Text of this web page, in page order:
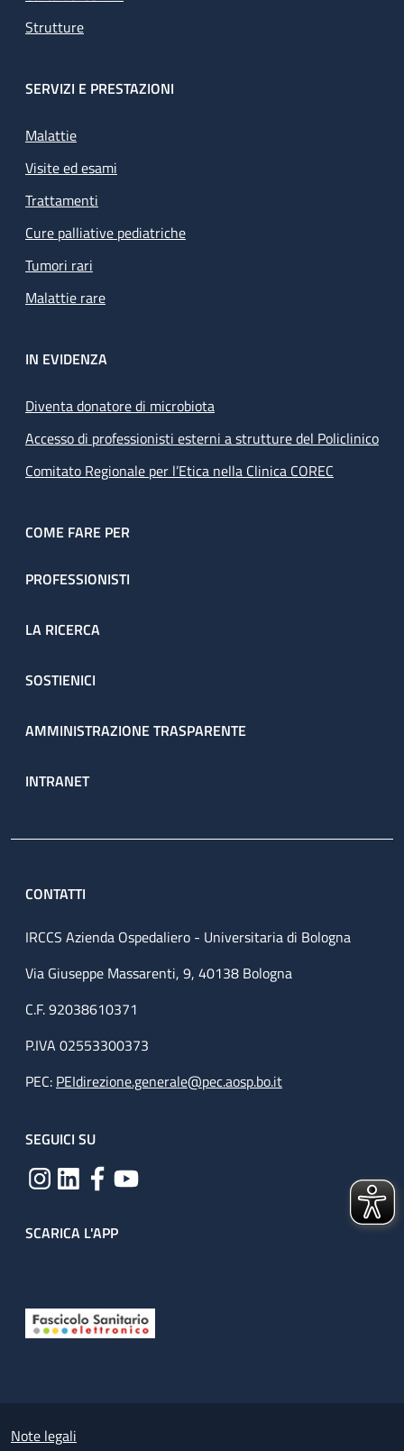
Strutture
SERVIZI E PRESTAZIONI
Malattie
Visite ed esami
Trattamenti
Cure palliative pediatriche
Tumori rari
Malattie rare
IN EVIDENZA
Diventa donatore di microbiota
Accesso di professionisti esterni a strutture del Policlinico
Comitato Regionale per l’Etica nella Clinica COREC
COME FARE PER
PROFESSIONISTI
LA RICERCA
SOSTIENICI
AMMINISTRAZIONE TRASPARENTE
INTRANET
CONTATTI
IRCCS Azienda Ospedaliero - Universitaria di Bologna
Via Giuseppe Massarenti, 9, 40138 Bologna
C.F. 92038610371
P.IVA 02553300373
PEC: PEIdirezione.generale@pec.aosp.bo.it
SEGUICI SU
SCARICA L'APP
Small prints
Note legali